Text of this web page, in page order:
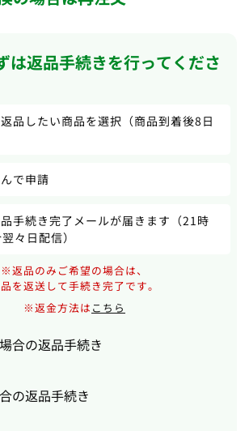
は返品手続きを行ってくださ
品したい商品を選択（商品到着後8日
で申請
手続き完了メールが届きます（21時
々日配信）
※返品のみご希望の場合は、
を返送して手続き完了です。
※返金方法は こちら
合の返品手続き
の返品手続き